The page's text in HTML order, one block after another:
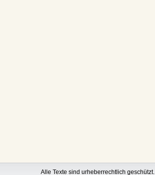
Alle Texte sind urheberrechtlich geschützt.